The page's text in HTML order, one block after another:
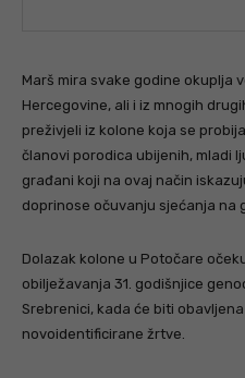
Marš mira svake godine okuplja
Hercegovine, ali i iz mnogih
preživjeli iz kolone koja se
članovi porodica ubijenih, mladi
građani koji na ovaj način
doprinose očuvanju sjećanja na
Dolazak kolone u Potočare
obilježavanja 31. godišnjice
Srebrenici, kada će biti
novoidentificirane žrtve.